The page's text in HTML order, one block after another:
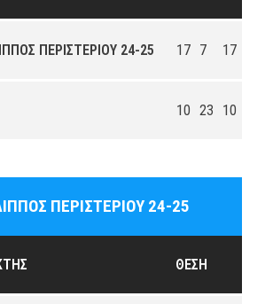
ΠΕΡΙΣΤΕΡΙΟΥ 24-25 17 7 17
10 23 10
ΠΕΡΙΣΤΕΡΙΟΥ 24-25
ΘΈΣΗ